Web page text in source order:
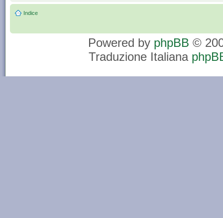
Indice
Powered by phpBB ©
Traduzione Italiana